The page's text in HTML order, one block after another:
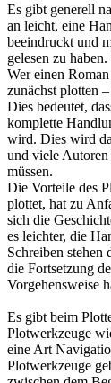
Es gibt generell
an leicht, eine
beeindruckt und
gelesen zu
Wer einen
zunächst plotten
Dies bedeutet,
komplette
wird. Dies wird
und viele
müssen.
Die Vorteile des
plottet, hat zu
sich die
es leichter, die
Schreiben stehen
die Fortsetzung
Vorgehensweise
Es gibt beim
Plotwerkzeuge
eine Art
Plotwerkzeuge